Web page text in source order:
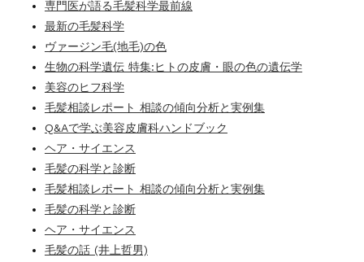
専門医が語る毛髪科学最前線
最新の毛髪科学
ヴァージン毛(地毛)の色
生物の科学遺伝 特集:ヒトの皮膚・眼の色の遺伝学
美容のヒフ科学
毛髪相談レポート 相談の傾向分析と実例集
Q&Aで学ぶ美容皮膚科ハンドブック
ヘア・サイエンス
毛髪の科学と診断
毛髪相談レポート 相談の傾向分析と実例集
毛髪の科学と診断
ヘア・サイエンス
毛髪の話 (井上哲男)